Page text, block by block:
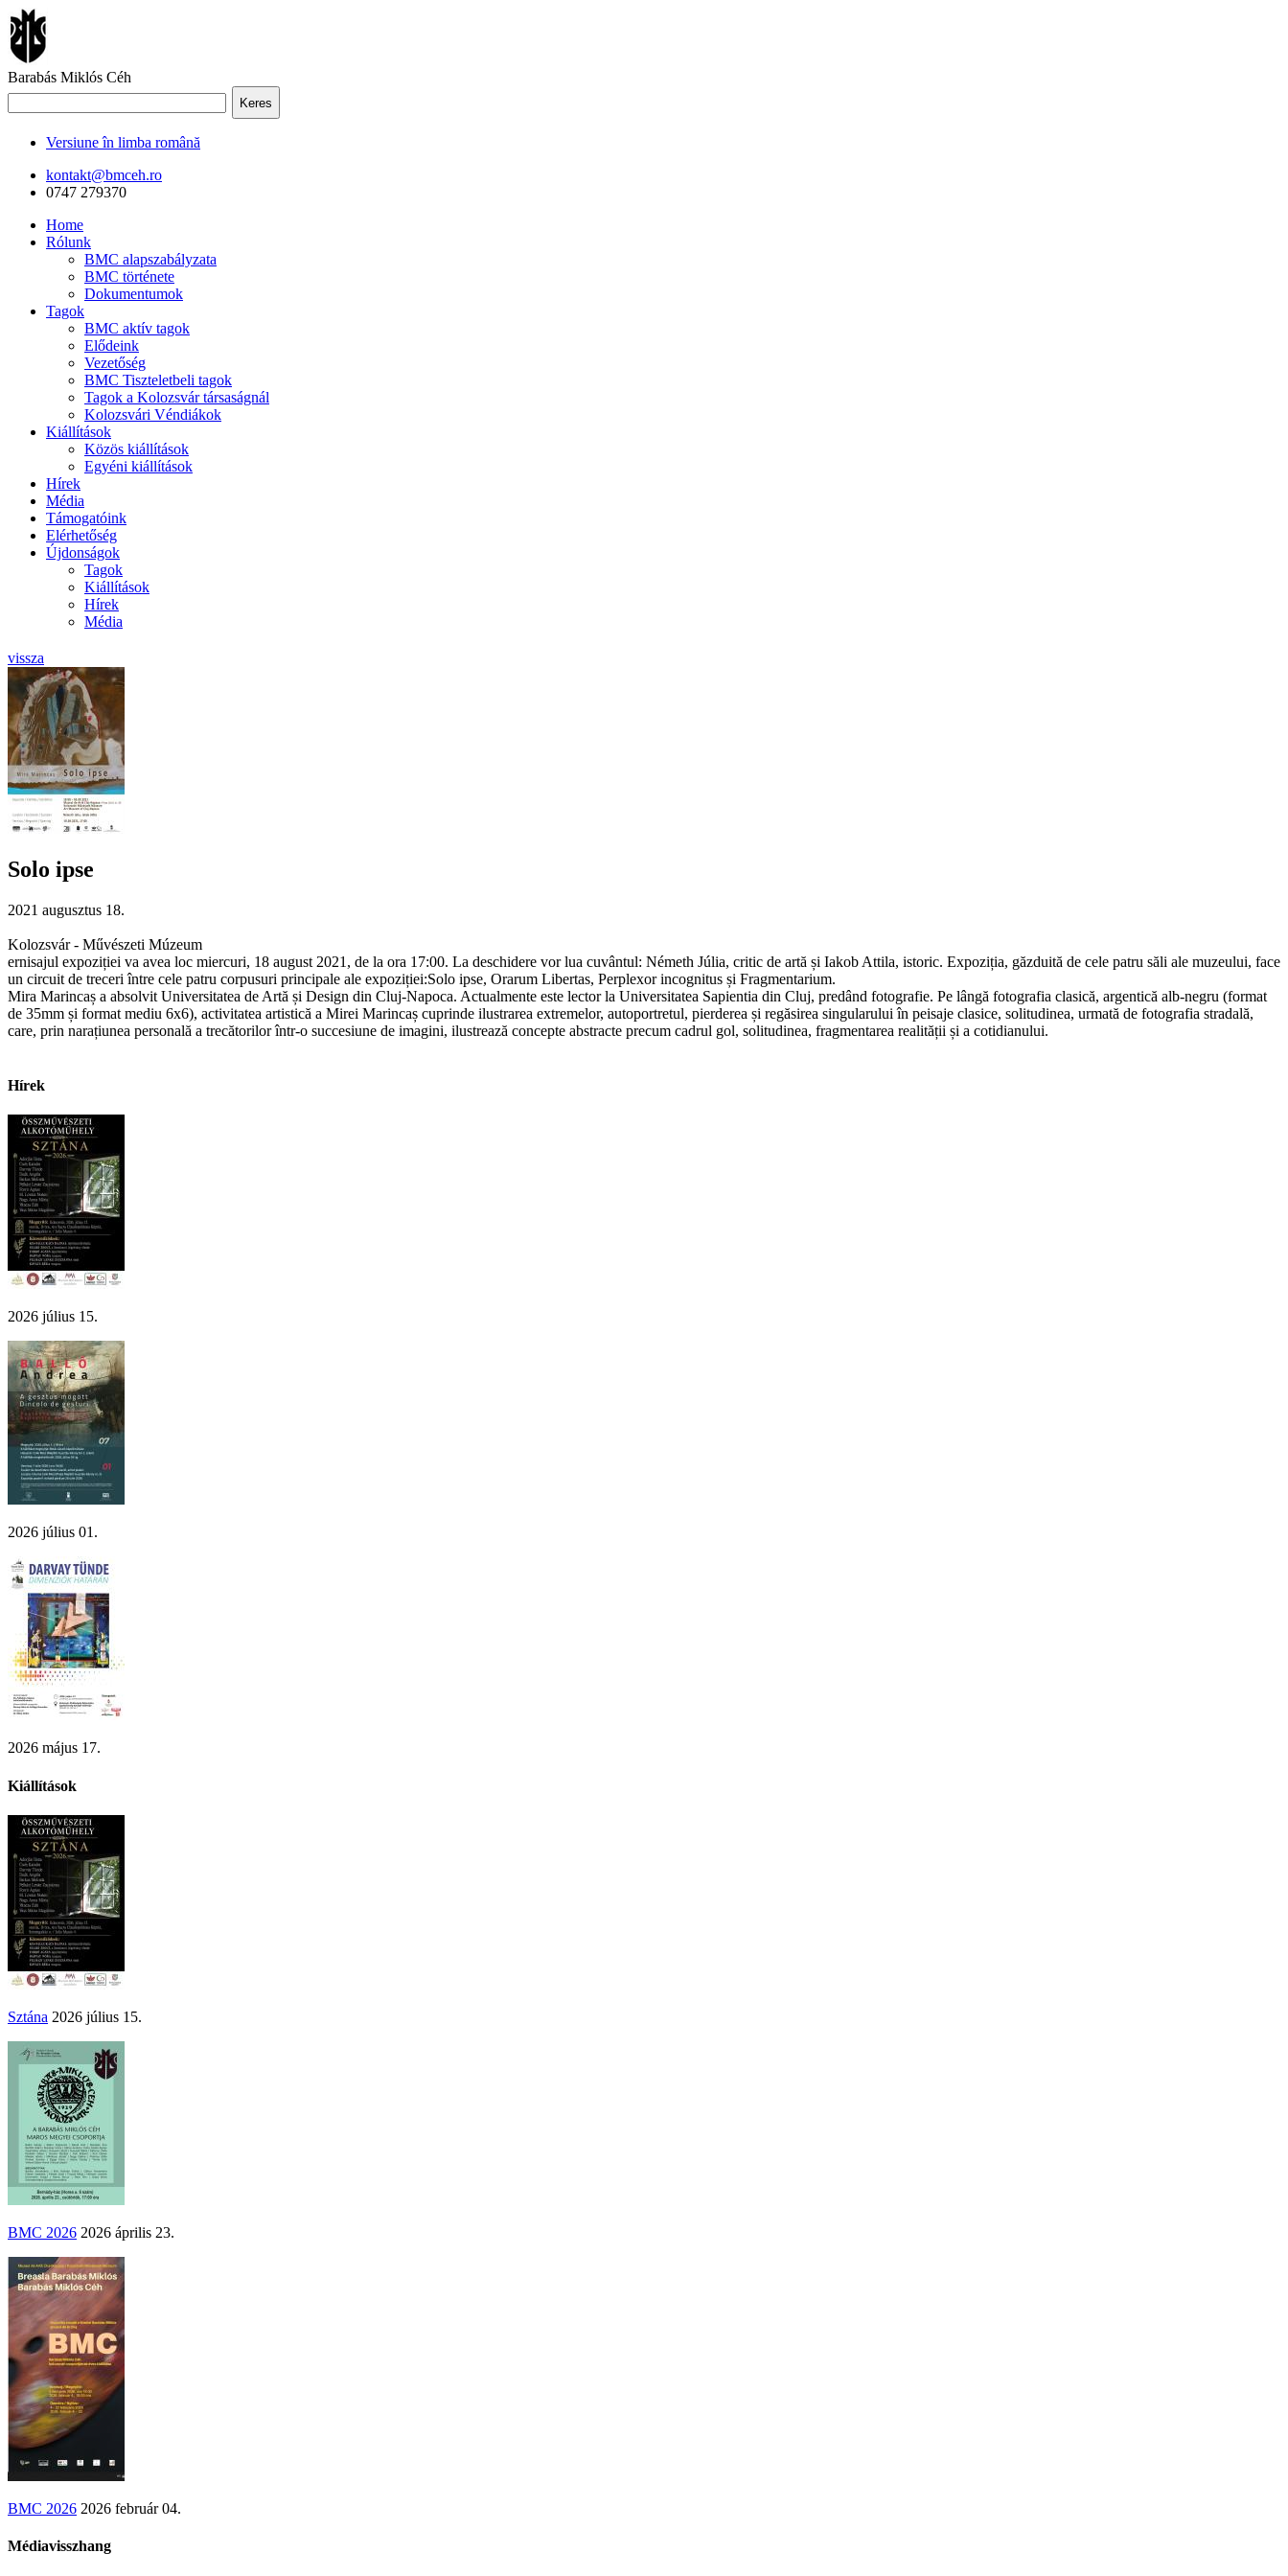
Barabás Miklós Céh
Keres
Versiune în limba română
kontakt@bmceh.ro
0747 279370
Home
Rólunk
BMC alapszabályzata
BMC története
Dokumentumok
Tagok
BMC aktív tagok
Elődeink
Vezetőség
BMC Tiszteletbeli tagok
Tagok a Kolozsvár társaságnál
Kolozsvári Véndiákok
Kiállítások
Közös kiállítások
Egyéni kiállítások
Hírek
Média
Támogatóink
Elérhetőség
Újdonságok
Tagok
Kiállítások
Hírek
Média
vissza
Solo ipse
2021 augusztus 18.
Kolozsvár - Művészeti Múzeum
ernisajul expoziției va avea loc miercuri, 18 august 2021, de la ora 17:00. La deschidere vor lua cuvântul: Németh Júlia, critic de artă și Iakob Attila, istoric. Expoziția, găzduită de cele patru săli ale muzeului, face
un circuit de treceri între cele patru corpusuri principale ale expoziției:Solo ipse, Orarum Libertas, Perplexor incognitus și Fragmentarium.
Mira Marincaș a absolvit Universitatea de Artă și Design din Cluj-Napoca. Actualmente este lector la Universitatea Sapientia din Cluj, predând fotografie. Pe lângă fotografia clasică, argentică alb-negru (format
de 35mm și format mediu 6x6), activitatea artistică a Mirei Marincaș cuprinde ilustrarea extremelor, autoportretul, pierderea și regăsirea singularului în peisaje clasice, solitudinea, urmată de fotografia stradală,
care, prin narațiunea personală a trecătorilor într-o succesiune de imagini, ilustrează concepte abstracte precum cadrul gol, solitudinea, fragmentarea realității și a cotidianului.
Hírek
2026 július 15.
2026 július 01.
2026 május 17.
Kiállítások
Sztána 2026 július 15.
BMC 2026 2026 április 23.
BMC 2026 2026 február 04.
Médiavisszhang